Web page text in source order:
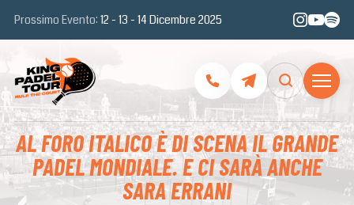
Prossimo Evento: 12 - 13 - 14 Dicembre 2025
AL FORO ITALICO È DI SCENA IL GRANDE
PADEL MONDIALE. E CI SARÀ ANCHE
SARA ERRANI